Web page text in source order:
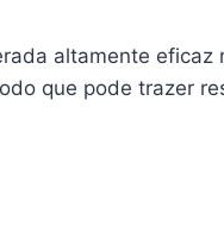
altamente eficaz
que pode trazer